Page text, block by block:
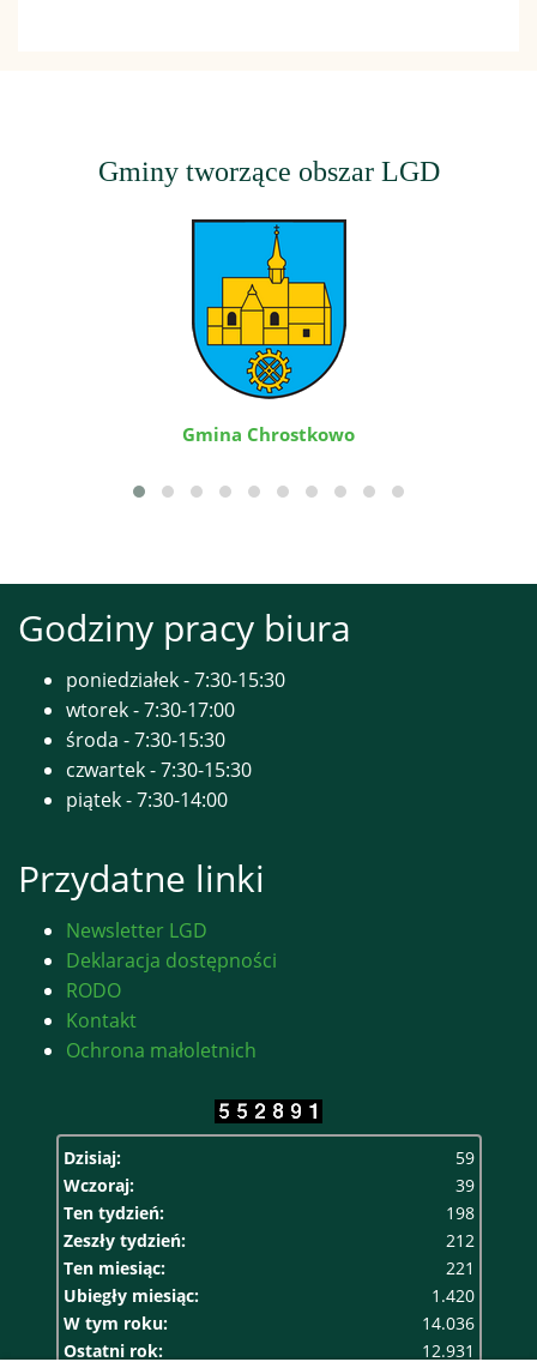
Gminy tworzące obszar LGD
Gmina Chrostkowo
Godziny pracy biura
poniedziałek - 7:30-15:30
wtorek - 7:30-17:00
środa - 7:30-15:30
czwartek - 7:30-15:30
piątek - 7:30-14:00
Przydatne linki
Newsletter LGD
Deklaracja dostępności
RODO
Kontakt
Ochrona małoletnich
Dzisiaj:
59
Wczoraj:
39
Ten tydzień:
198
Zeszły tydzień:
212
Ten miesiąc:
221
Ubiegły miesiąc:
1.420
W tym roku:
14.036
Ostatni rok:
12.931